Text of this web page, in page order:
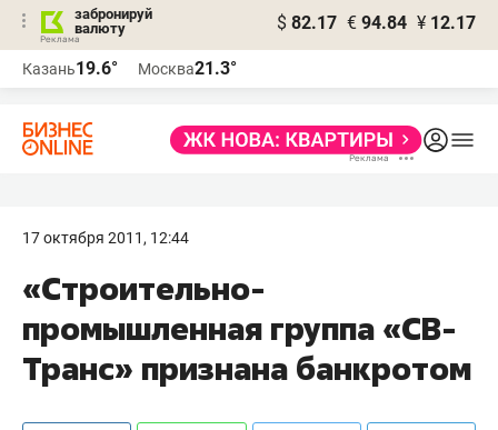
забронируй
валюту
$ 82.17 € 94.84 ¥ 12.17
Казань19.6° Москва21.3°
17 октября 2011, 12:44
«Строительно-
промышленная группа «СВ-
Транс» признана банкротом